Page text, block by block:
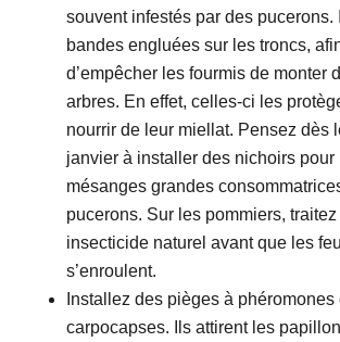
souvent infestés par des pucerons.
bandes engluées sur les troncs,
d’empêcher les fourmis de monter
arbres. En effet, celles-ci les
nourrir de leur miellat. Pensez dès
janvier à installer des nichoirs pour
mésanges grandes
pucerons. Sur les pommiers,
insecticide naturel avant que les
s’enroulent.
Installez des pièges à phéromones
carpocapses. Ils attirent les